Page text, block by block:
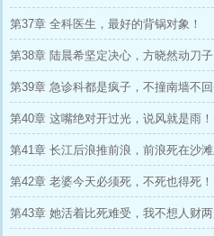
第37章 全科医生，最好的背锅对象！
第38章 陆晨希坚定决心，方晓然动刀子
第39章 急诊科都是疯子，不撞南墙不回
第40章 这嘴绝对开过光，说风就是雨！
第41章 长江后浪推前浪，前浪死在沙滩
第42章 老婆今天必须死，不死也得死！
第43章 她活着比死难受，我不想人财两